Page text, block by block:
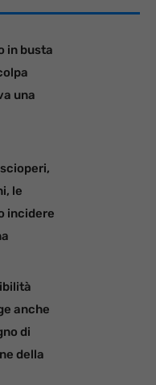
in busta
una
le
incidere
anche
di
della